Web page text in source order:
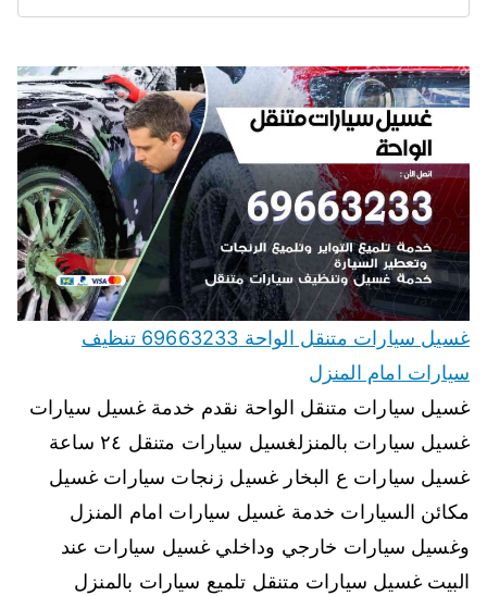
غسيل سيارات متنقل الواحة 69663233 تنظيف
سيارات امام المنزل
غسيل سيارات متنقل الواحة نقدم خدمة غسيل سيارات
غسيل سيارات بالمنزلغسيل سيارات متنقل ٢٤ ساعة
غسيل سيارات ع البخار غسيل زنجات سيارات غسيل
مكائن السيارات خدمة غسيل سيارات امام المنزل
وغسيل سيارات خارجي وداخلي غسيل سيارات عند
البيت غسيل سيارات متنقل تلميع سيارات بالمنزل